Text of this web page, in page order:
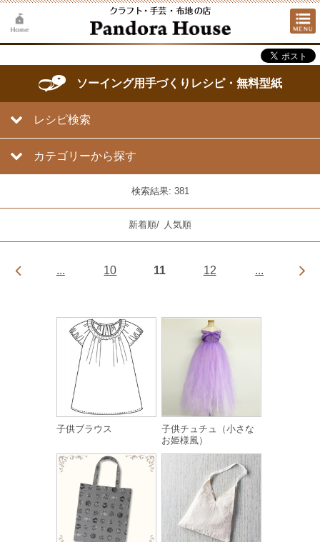
ソーイング用手づくりレシピ・無料型紙
レシピ検索
カテゴリーから探す
検索結果: 381
新着順/ 人気順
... 10 11 12 ...
子供ブラウス
子供チュチュ（小さな
お姫様風）